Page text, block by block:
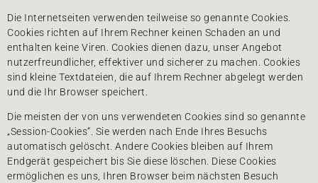
Die Internetseiten verwenden teilweise so genannte Cookies.
Cookies richten auf Ihrem Rechner keinen Schaden an und
enthalten keine Viren. Cookies dienen dazu, unser Angebot
nutzerfreundlicher, effektiver und sicherer zu machen. Cookies
sind kleine Textdateien, die auf Ihrem Rechner abgelegt werden
und die Ihr Browser speichert.
Die meisten der von uns verwendeten Cookies sind so genannte
„Session-Cookies“. Sie werden nach Ende Ihres Besuchs
automatisch gelöscht. Andere Cookies bleiben auf Ihrem
Endgerät gespeichert bis Sie diese löschen. Diese Cookies
ermöglichen es uns, Ihren Browser beim nächsten Besuch